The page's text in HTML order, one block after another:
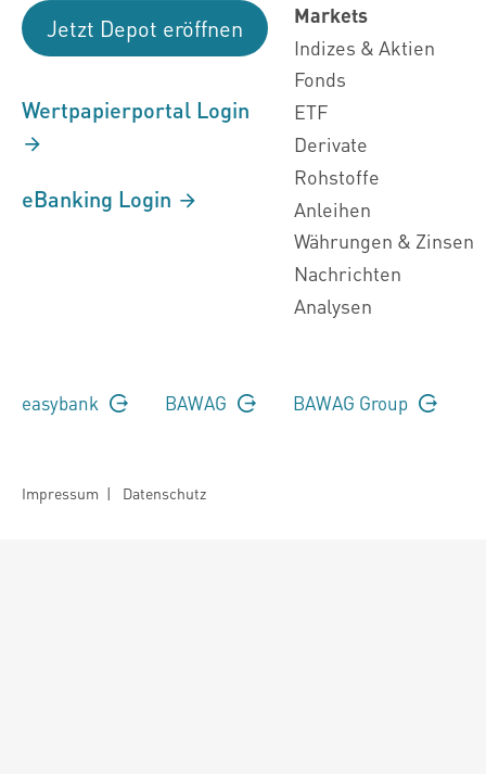
Jetzt Depot eröffnen
Wertpapierportal Login
eBanking Login
Markets
Indizes & Aktien
Fonds
ETF
Derivate
Rohstoffe
Anleihen
Währungen & Zinsen
Nachrichten
Analysen
easybank BAWAG BAWAG Group
Impressum | Datenschutz